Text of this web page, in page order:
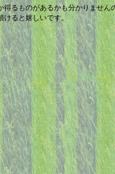
得るものがあるかも分かりません
けると嬉しいです。